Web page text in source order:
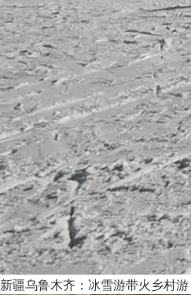
新疆乌鲁木齐：冰雪游带火乡村游